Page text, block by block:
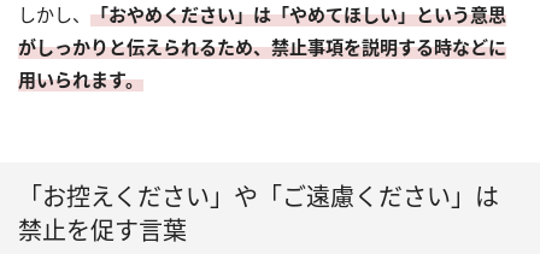
しかし、 「おやめください」は「やめてほしい」という意思
がしっかりと伝えられるため、禁止事項を説明する時などに
用いられます。
「お控えください」や「ご遠慮ください」は
禁止を促す言葉